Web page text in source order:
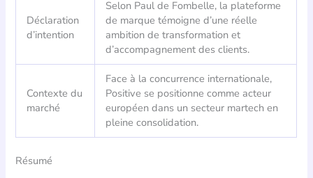
Déclaration
d’intention
Selon Paul de Fombelle, la plateforme
de marque témoigne d’une réelle
ambition de transformation et
d’accompagnement des clients.
Contexte du
marché
Face à la concurrence internationale,
Positive se positionne comme acteur
européen dans un secteur martech en
pleine consolidation.
Résumé